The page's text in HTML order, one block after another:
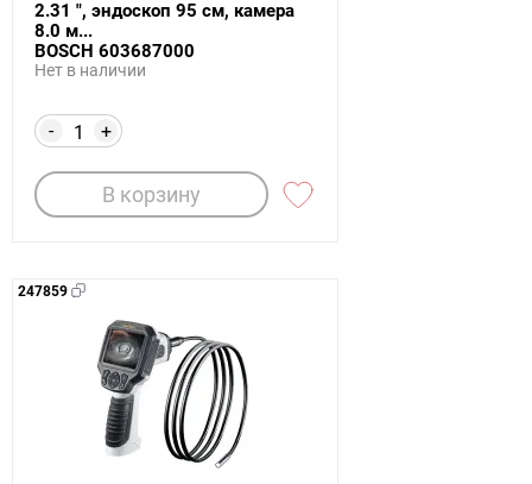
2.31 ", эндоскоп 95 см, камера
8.0 м...
BOSCH 603687000
Нет в наличии
+
-
В корзину
247859